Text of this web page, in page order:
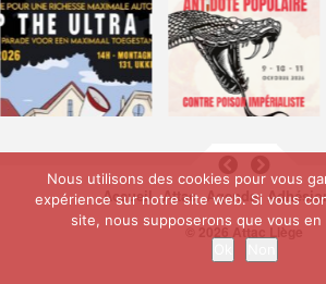
Accueil Attac Agenda
© 2026 Attac Liège
Nous utilisons des cookies pour vous
expérience sur notre site web. Si vous
site, nous supposerons que vous